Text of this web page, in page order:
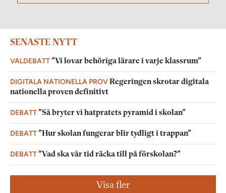
SENASTE NYTT
VALDEBATT”Vi lovar behöriga lärare i varje klassrum”
DIGITALA NATIONELLA PROVRegeringen skrotar digitala
nationella proven definitivt
DEBATT”Så bryter vi hatpratets pyramid i skolan”
DEBATT”Hur skolan fungerar blir tydligt i trappan”
DEBATT”Vad ska vår tid räcka till på förskolan?”
Visa fler